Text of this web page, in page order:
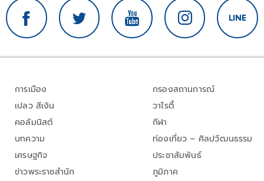
การเมือง
เปลว สีเงิน
คอลัมนิสต์
บทความ
เศรษฐกิจ
ข่าวพระราชสำนัก
กรองสถานการณ์
วาไรตี้
กีฬา
ท่องเที่ยว – ศิลปวัฒนธรรม
ประชาสัมพันธ์
ภูมิภาค